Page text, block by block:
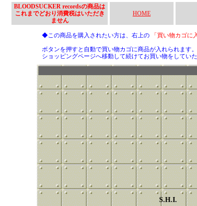
BLOODSUCKER recordsの商品は
これまでどおり消費税はいただき
ません
HOME
◆この商品を購入されたい方は、右上の 「買い物カゴに
ボタンを押すと自動で買い物カゴに商品が入れられます
ショッピングページへ移動して続けてお買い物をしてい
S.H.I.